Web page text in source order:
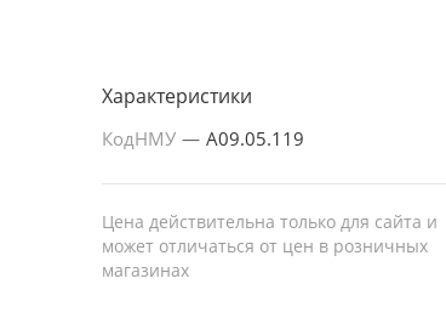
Характеристики
КодНМУ — A09.05.119
Цена действительна только для сайта и
может отличаться от цен в розничных
магазинах